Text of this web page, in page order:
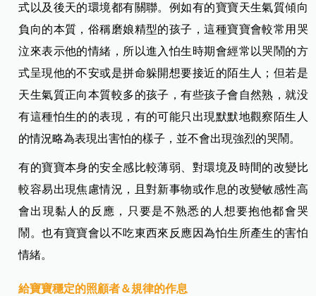
式以及後天的環境都有關聯。例如有的寶寶天生氣質傾向
負向的本質，俗稱磨娘精型的孩子，這種寶寶會較常用哭
泣來表示他的情緒，所以進入怕生時期會經常以哭鬧的方
式呈現他的不安或是拼命躲開想要接近的陌生人；但若是
天生氣質正向本質較多的孩子，有些孩子會自然熟，就没
有這種怕生的的表現，有的可能只出現默默地觀察陌生人
的情況略為表現出害怕的樣子，並不會出現強烈的哭鬧。
有的寶寶本身的安全感比較薄弱、對環境及時間的改變比
較容易出現焦慮情況，且對新事物或作息的改變敏感性高
會出現黏人的反應，只要是不熟悉的人想要抱他都會哭
鬧。也有寶寶會以不吃東西來反應因為怕生所產生的害怕
情緒。
給寶寶穩定的照顧者＆規律的作息